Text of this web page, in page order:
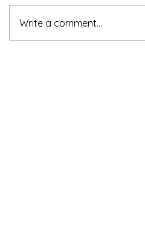
Write a comment...